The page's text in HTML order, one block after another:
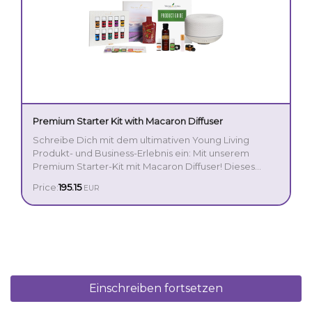
Premium Starter Kit with Macaron Diffuser
Schreibe Dich mit dem ultimativen Young Living
Produkt- und Business-Erlebnis ein: Mit unserem
Premium Starter-Kit mit Macaron Diffuser! Dieses
unglaubliche Welt der ätherischen Öle und enthält
unseren wunderschönen Macaron Diffuser, hergestellt
Price:195.15 EUR
Einschreiben fortsetzen